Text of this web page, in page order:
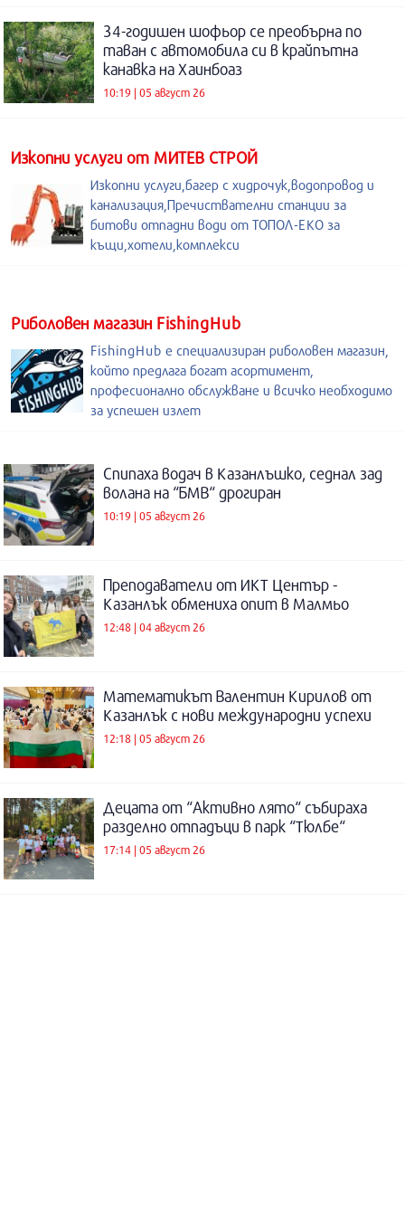
34-годишен шофьор се преобърна по
таван с автомобила си в крайпътна
канавка на Хаинбоаз
10:19 | 05 август 26
Изкопни услуги от МИТЕВ СТРОЙ
Изкопни услуги,багер с хидрочук,водопровод и
канализация,Пречиствателни станции за
битови отпадни води от ТОПОЛ-ЕКО за
къщи,хотели,комплекси
Риболовен магазин FishingHub
FishingHub е специализиран риболовен магазин,
който предлага богат асортимент,
професионално обслужване и всичко необходимо
за успешен излет
Спипаха водач в Казанлъшко, седнал зад
волана на “БМВ“ дрогиран
10:19 | 05 август 26
Преподаватели от ИКТ Център -
Казанлък обмениха опит в Малмьо
12:48 | 04 август 26
Математикът Валентин Кирилов от
Казанлък с нови международни успехи
12:18 | 05 август 26
Децата от “Активно лято“ събираха
разделно отпадъци в парк “Тюлбе“
17:14 | 05 август 26